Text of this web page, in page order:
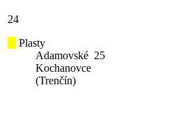
24
Plasty
Adamovské
Kochanovce
(Trenčín)
25